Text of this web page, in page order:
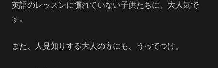
英語のレッスンに慣れていない子供たちに、大人気で
す。
また、人見知りする大人の方にも、うってつけ。